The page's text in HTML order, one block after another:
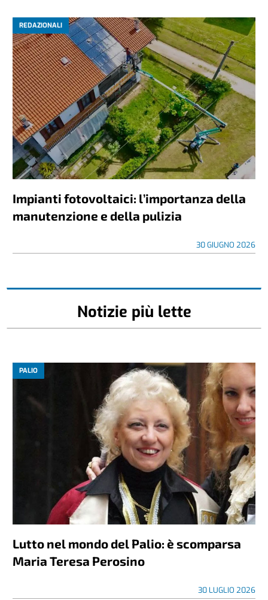
REDAZIONALI
Impianti fotovoltaici: l’importanza della
manutenzione e della pulizia
30 GIUGNO 2026
Notizie più lette
PALIO
Lutto nel mondo del Palio: è scomparsa
Maria Teresa Perosino
30 LUGLIO 2026